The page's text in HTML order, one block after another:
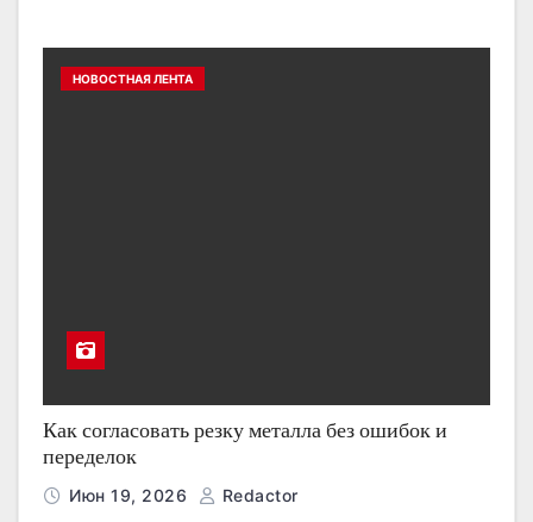
НОВОСТНАЯ ЛЕНТА
Как согласовать резку металла без ошибок и
переделок
Июн 19, 2026 Redactor